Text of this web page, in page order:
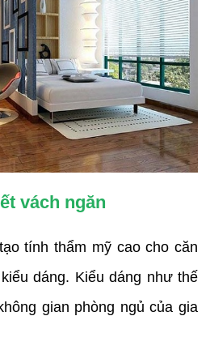
vách ngăn
tính thẩm mỹ cao cho căn
dáng. Kiểu dáng như thế
gian phòng ngủ của gia